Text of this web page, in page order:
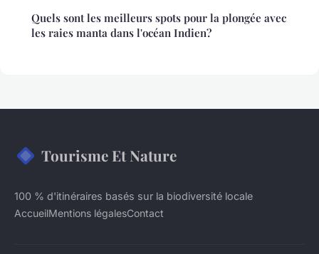
Quels sont les meilleurs spots pour la plongée avec
les raies manta dans l'océan Indien?
Tourisme Et Nature
100 % d'itinéraires basés sur la biodiversité locale
AccueilMentions légalesContact